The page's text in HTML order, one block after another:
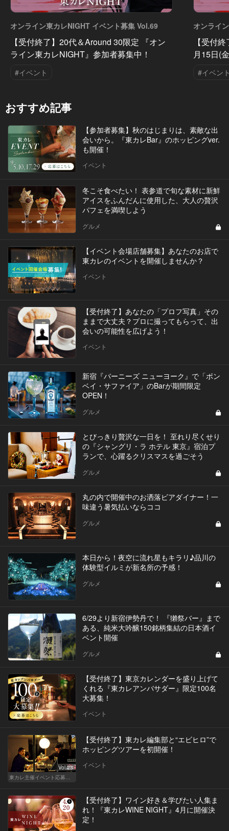
オンライン東カレNIGHT イベント募集 Vol.69
【受付終了】20代＆Around 30限定 『オン
ライン東カレNIGHT』参加者募集中！
#イベント
オンライ
【受付
月15日(
#イベン
おすすめ記事
【参加者募集】秋のはじまりは、素敵な出
会いから。『東カレBar』のホッピングver.
も開催！
イベント
冬こそ食べたい！ 表参道で旬な素材に新鮮
アイスをふんだんに使用した、大人の贅沢
パフェを満喫しよう
グルメ
【イベント会場店舗募集】あなたのお店で
東カレのイベントを開催しませんか？
イベント
【受付終了】あなたの「プロフ写真」その
ままで大丈夫？プロに撮ってもらって、出
会いの可能性を広げよう！
イベント
新宿『バーニーズ ニューヨーク』で「ボン
ベイ・サファイア」のBarが期間限定
OPEN！
グルメ
とびっきり贅沢な一日を！ 至れり尽くせり
の『シャングリ・ラ ホテル 東京』宿泊プ
ランで、心躍るクリスマスを過ごそう
グルメ
丸の内で開催中のお洒落ビアダイナー！一
味違う暑気払いならココ
グルメ
本日から！夜空に流れ星もキラリ♪品川の
体験型イルミが新名所の予感！
グルメ
6/29より新宿伊勢丹で！ 『獺祭バー』まで
ある、純米大吟醸150銘柄集結の日本酒イ
ベント開催
グルメ
【受付終了】東京カレンダーを盛り上げて
くれる『東カレアンバサダー』限定100名
大募集！
イベント
Vol.23
【受付終了】東カレ編集部と“エビヒロ”で
ホッピングツアーを初開催！
イベント
【受付終了】ワイン好き＆学びたい人集ま
れ！『東カレWINE NIGHT』4月に開催決
定！